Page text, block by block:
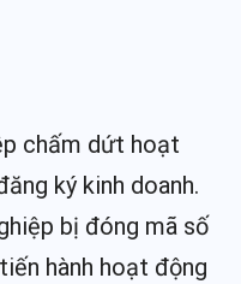
chấm dứt hoạt
ký kinh doanh.
bị đóng mã số
hành hoạt động